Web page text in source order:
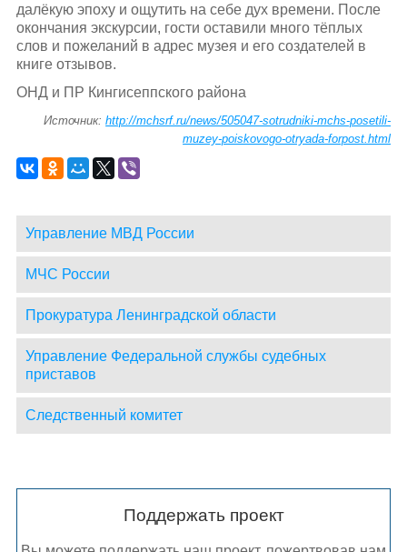
далёкую эпоху и ощутить на себе дух времени. После
окончания экскурсии, гости оставили много тёплых
слов и пожеланий в адрес музея и его создателей в
книге отзывов.
ОНД и ПР Кингисеппского района
Источник:http://mchsrf.ru/news/505047-sotrudniki-mchs-posetili-
muzey-poiskovogo-otryada-forpost.html
Управление МВД России
МЧС России
Прокуратура Ленинградской области
Управление Федеральной службы судебных
приставов
Следственный комитет
Поддержать проект